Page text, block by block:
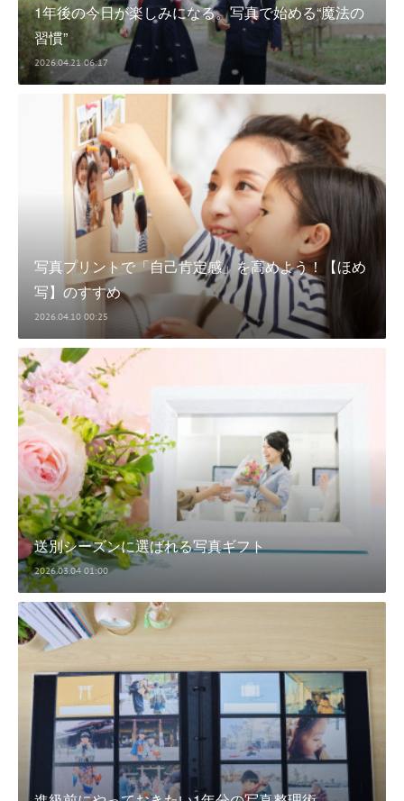
1年後の今日が楽しみになる。写真で始める“魔法の
習慣”
2026.04.21 06:17
写真プリントで「自己肯定感」を高めよう！【ほめ
写】のすすめ
2026.04.10 00:25
送別シーズンに選ばれる写真ギフト
2026.03.04 01:00